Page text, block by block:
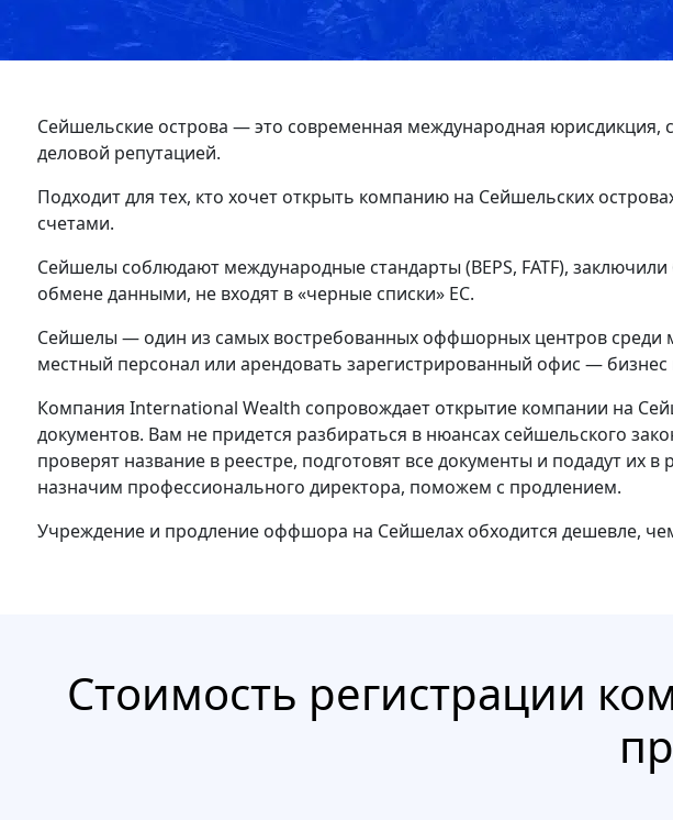
Сейшельские острова — это современная международная
деловой репутацией.
Подходит для тех, кто хочет открыть компанию на Сейшельских
счетами.
Сейшелы соблюдают международные стандарты (BEPS, FATF),
обмене данными, не входят в «черные списки» ЕС.
Сейшелы — один из самых востребованных оффшорных центров
местный персонал или арендовать зарегистрированный офис —
Компания International Wealth сопровождает открытие компании на
документов. Вам не придется разбираться в нюансах сейшельского
проверят название в реестре, подготовят все документы и подадут
назначим профессионального директора, поможем с продлением.
Учреждение и продление оффшора на Сейшелах обходится дешевле,
Стоимость регистрации